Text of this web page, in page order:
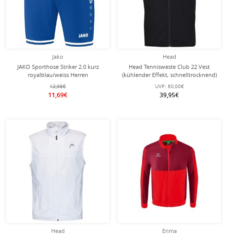
Jako
JAKO Sporthose Striker 2.0 kurz
royalblau/weiss Herren
12,98€
11,69€
Head
Head Tennisweste Club 22 Vest
(kühlender Effekt, schnelltrocknend)
schwarz Herren
UVP: 60,00€
39,95€
Head
Erima